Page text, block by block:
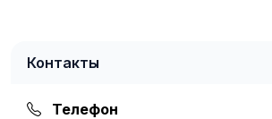
Контакты
Телефон